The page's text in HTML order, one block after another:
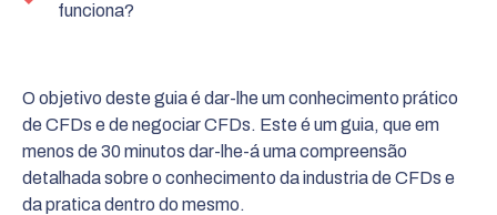
funciona?
O objetivo deste guia é dar-lhe um conhecimento prático
de CFDs e de negociar CFDs. Este é um guia, que em
menos de 30 minutos dar-lhe-á uma compreensão
detalhada sobre o conhecimento da industria de CFDs e
da pratica dentro do mesmo.